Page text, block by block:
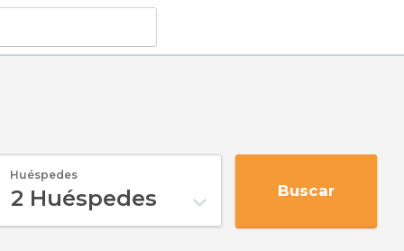
Huéspedes
2 Huéspedes Buscar